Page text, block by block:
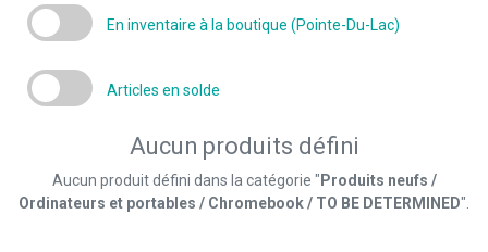
En inventaire à la boutique (Pointe-Du-Lac)
Articles en solde
Aucun produits défini
Aucun produit défini dans la catégorie " Produits neufs /
Ordinateurs et portables / Chromebook / TO BE DETERMINED".